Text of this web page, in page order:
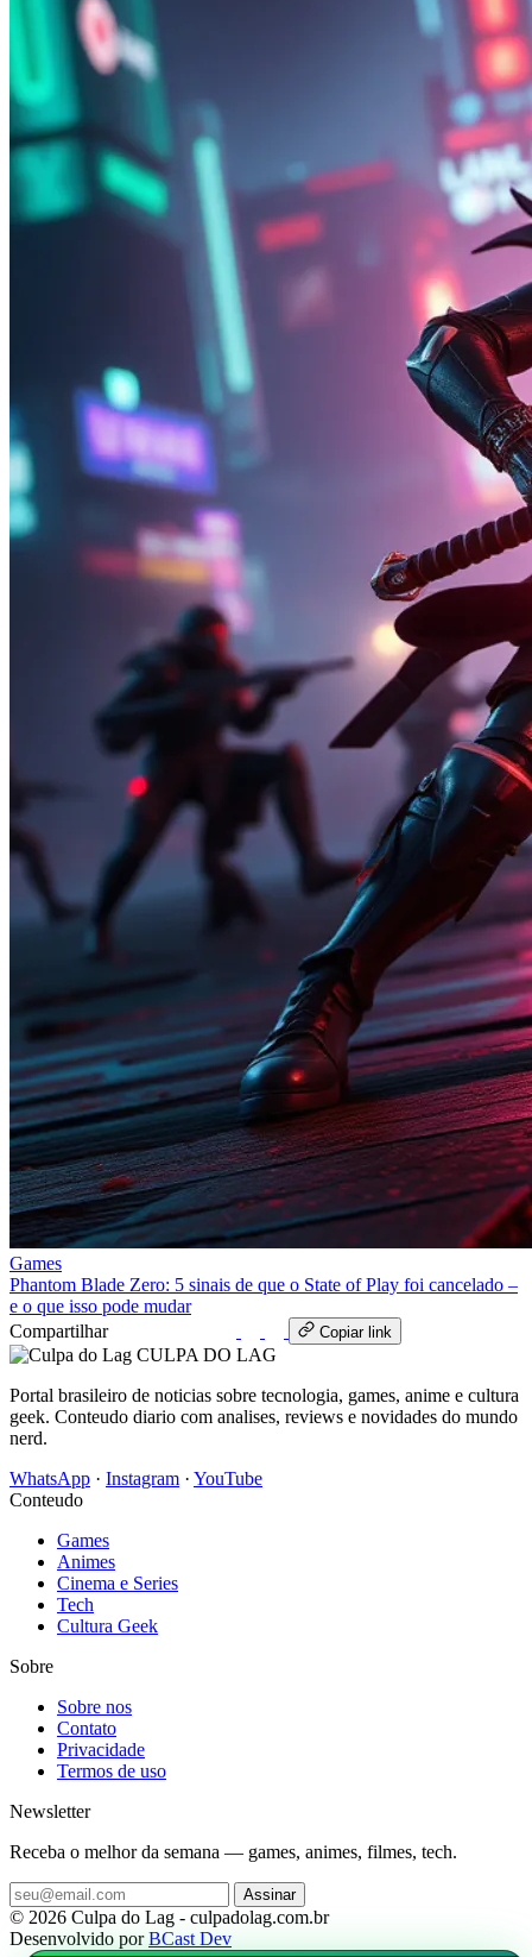
Games
Phantom Blade Zero: 5 sinais de que o State of Play foi cancelado –
e o que isso pode mudar
Compartilhar
Copiar link
CULPA DO LAG
Portal brasileiro de noticias sobre tecnologia, games, anime e cultura
geek. Conteudo diario com analises, reviews e novidades do mundo
nerd.
WhatsApp · Instagram · YouTube
Conteudo
Games
Animes
Cinema e Series
Tech
Cultura Geek
Sobre
Sobre nos
Contato
Privacidade
Termos de uso
Newsletter
Receba o melhor da semana — games, animes, filmes, tech.
Assinar
© 2026 Culpa do Lag - culpadolag.com.br
Desenvolvido porBCast Dev